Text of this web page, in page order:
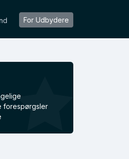
For Udbydere
forespørgsler